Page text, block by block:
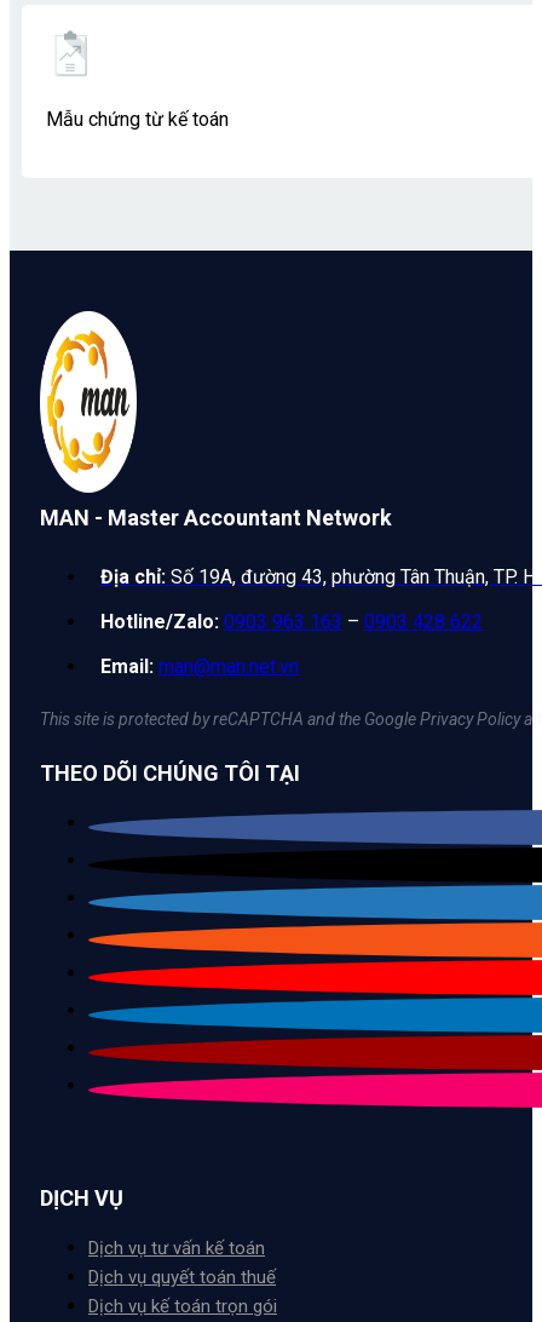
Mẫu chứng từ kế toán
MAN - Master Accountant Network
Địa chỉ: Số 19A, đường 43, phường Tân Thuận, TP.
Hotline/Zalo: 0903 963 163 – 0903 428 622
Email: man@man.net.vn
This site is protected by reCAPTCHA and the Google Privacy Policy
THEO DÕI CHÚNG TÔI TẠI
DỊCH VỤ
Dịch vụ tư vấn kế toán
Dịch vụ quyết toán thuế
Dịch vụ kế toán trọn gói